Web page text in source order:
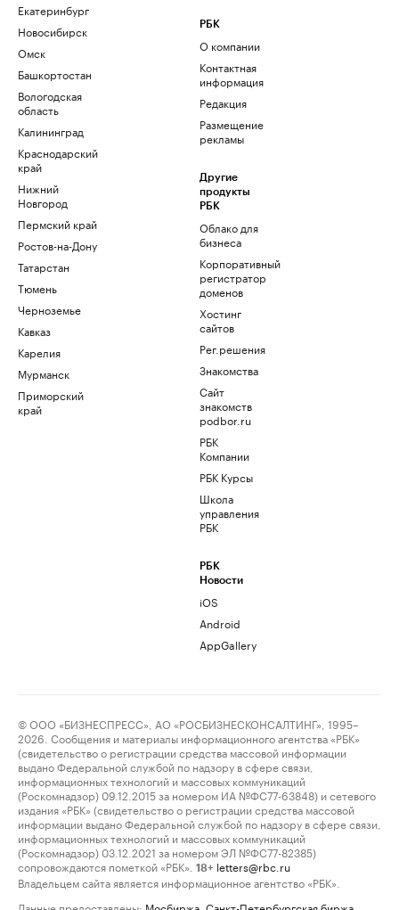
Екатеринбург
Новосибирск
Омск
Башкортостан
Вологодская
область
Калининград
Краснодарский
край
Нижний
Новгород
Пермский край
Ростов-на-Дону
Татарстан
Тюмень
Черноземье
Кавказ
Карелия
Мурманск
Приморский
край
РБК
О компании
Контактная
информация
Редакция
Размещение
рекламы
Другие
продукты
РБК
Облако для
бизнеса
Корпоративный
регистратор
доменов
Хостинг
сайтов
Рег.решения
Знакомства
Сайт
знакомств
podbor.ru
РБК
Компании
РБК Курсы
Школа
управления
РБК
РБК
Новости
iOS
Android
AppGallery
© ООО «БИЗНЕСПРЕСС», АО «РОСБИЗНЕСКОНСАЛТИНГ», 1995–
2026. Сообщения и материалы информационного агентства «РБК»
(свидетельство о регистрации средства массовой информации
выдано Федеральной службой по надзору в сфере связи,
информационных технологий и массовых коммуникаций
(Роскомнадзор) 09.12.2015 за номером ИА №ФС77-63848) и сетевого
издания «РБК» (свидетельство о регистрации средства массовой
информации выдано Федеральной службой по надзору в сфере связи,
информационных технологий и массовых коммуникаций
(Роскомнадзор) 03.12.2021 за номером ЭЛ №ФС77-82385)
сопровождаются пометкой «РБК».
18+ letters@rbc.ru
Владельцем сайта является информационное агентство «РБК».